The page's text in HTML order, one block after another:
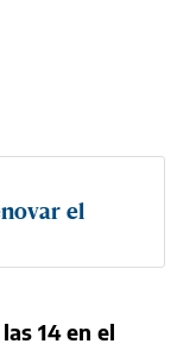
el
14 en el